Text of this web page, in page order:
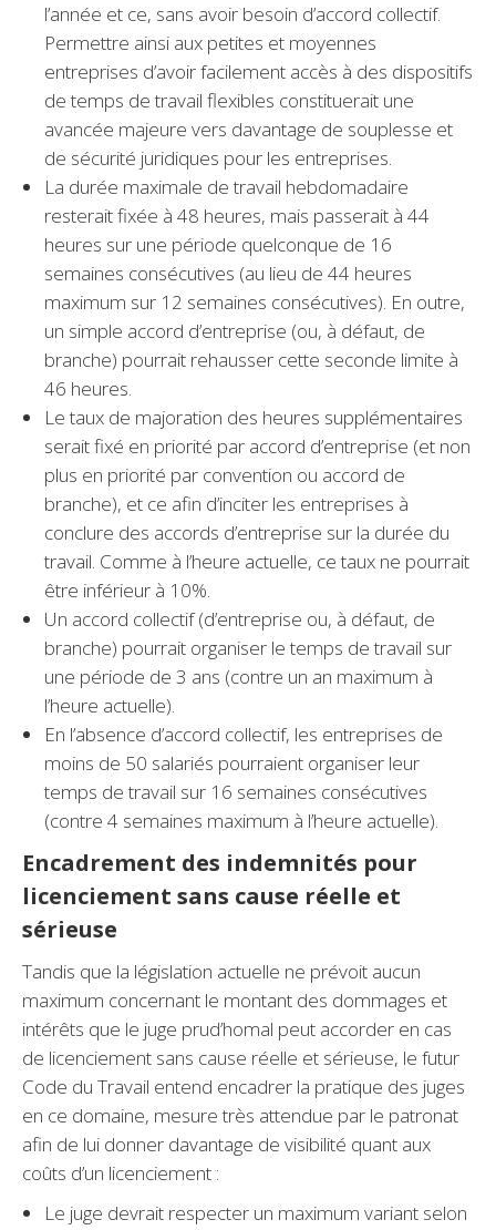
l’année et ce, sans avoir besoin d’accord collectif.
Permettre ainsi aux petites et moyennes
entreprises d’avoir facilement accès à des dispositifs
de temps de travail flexibles constituerait une
avancée majeure vers davantage de souplesse et
de sécurité juridiques pour les entreprises.
La durée maximale de travail hebdomadaire
resterait fixée à 48 heures, mais passerait à 44
heures sur une période quelconque de 16
semaines consécutives (au lieu de 44 heures
maximum sur 12 semaines consécutives). En outre,
un simple accord d’entreprise (ou, à défaut, de
branche) pourrait rehausser cette seconde limite à
46 heures.
Le taux de majoration des heures supplémentaires
serait fixé en priorité par accord d’entreprise (et non
plus en priorité par convention ou accord de
branche), et ce afin d’inciter les entreprises à
conclure des accords d’entreprise sur la durée du
travail. Comme à l’heure actuelle, ce taux ne pourrait
être inférieur à 10%.
Un accord collectif (d’entreprise ou, à défaut, de
branche) pourrait organiser le temps de travail sur
une période de 3 ans (contre un an maximum à
l’heure actuelle).
En l’absence d’accord collectif, les entreprises de
moins de 50 salariés pourraient organiser leur
temps de travail sur 16 semaines consécutives
(contre 4 semaines maximum à l’heure actuelle).
Encadrement des indemnités pour
licenciement sans cause réelle et
sérieuse
Tandis que la législation actuelle ne prévoit aucun
maximum concernant le montant des dommages et
intérêts que le juge prud’homal peut accorder en cas
de licenciement sans cause réelle et sérieuse, le futur
Code du Travail entend encadrer la pratique des juges
en ce domaine, mesure très attendue par le patronat
afin de lui donner davantage de visibilité quant aux
coûts d’un licenciement :
Le juge devrait respecter un maximum variant selon